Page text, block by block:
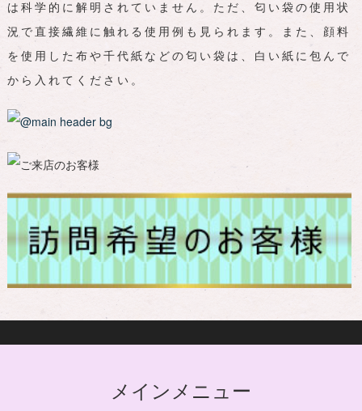
は科学的に解明されていません。ただ、匂い袋の使用状
況で直接繊維に触れる使用例も見られます。また、顔料
を使用した布や千代紙などの匂い袋は、白い紙に包んで
から入れてください。
メインメニュー